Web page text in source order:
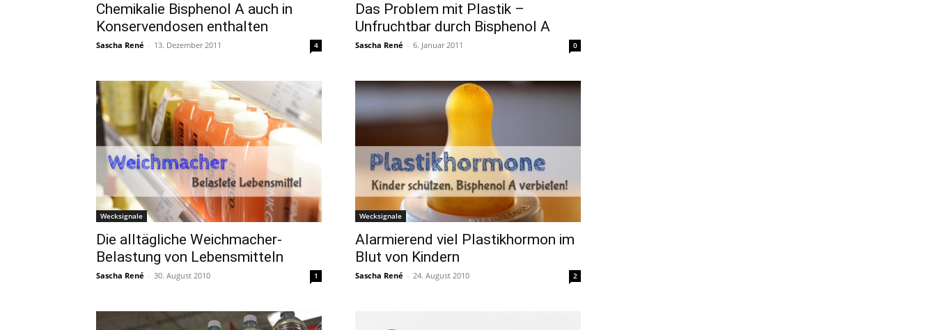
Chemikalie Bisphenol A auch in
Konservendosen enthalten
Sascha René - 13. Dezember 2011 4
Das Problem mit Plastik –
Unfruchtbar durch Bisphenol A
Sascha René - 6. Januar 2011 0
Wecksignale
Die alltägliche Weichmacher-
Belastung von Lebensmitteln
Sascha René - 30. August 2010 1
Wecksignale
Alarmierend viel Plastikhormon im
Blut von Kindern
Sascha René - 24. August 2010 2